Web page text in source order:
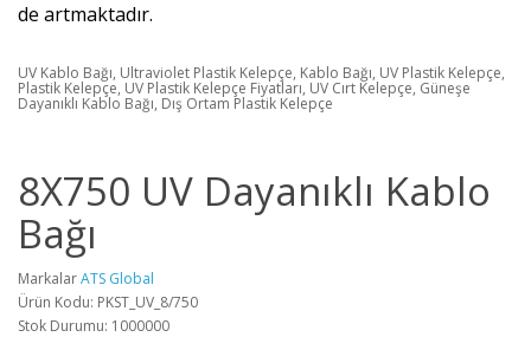
de artmaktadır.
UV Kablo Bağı, Ultraviolet Plastik Kelepçe, Kablo Bağı, UV Plastik Kelepçe,
Plastik Kelepçe, UV Plastik Kelepçe Fiyatları, UV Cırt Kelepçe, Güneşe
Dayanıklı Kablo Bağı, Dış Ortam Plastik Kelepçe
8X750 UV Dayanıklı Kablo
Bağı
MarkalarATS Global
Ürün Kodu: PKST_UV_8/750
Stok Durumu: 1000000